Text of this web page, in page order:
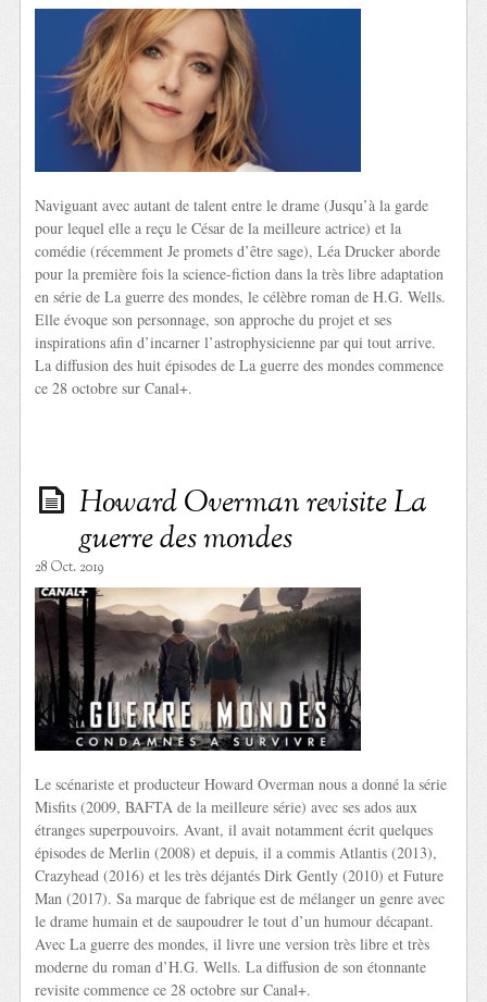
Naviguant avec autant de talent entre le drame (Jusqu’à la garde
pour lequel elle a reçu le César de la meilleure actrice) et la
comédie (récemment Je promets d’être sage), Léa Drucker aborde
pour la première fois la science-fiction dans la très libre adaptation
en série de La guerre des mondes, le célèbre roman de H.G. Wells.
Elle évoque son personnage, son approche du projet et ses
inspirations afin d’incarner l’astrophysicienne par qui tout arrive.
La diffusion des huit épisodes de La guerre des mondes commence
ce 28 octobre sur Canal+.
Howard Overman revisite La
guerre des mondes
28 Oct. 2019
Le scénariste et producteur Howard Overman nous a donné la série
Misfits (2009, BAFTA de la meilleure série) avec ses ados aux
étranges superpouvoirs. Avant, il avait notamment écrit quelques
épisodes de Merlin (2008) et depuis, il a commis Atlantis (2013),
Crazyhead (2016) et les très déjantés Dirk Gently (2010) et Future
Man (2017). Sa marque de fabrique est de mélanger un genre avec
le drame humain et de saupoudrer le tout d’un humour décapant.
Avec La guerre des mondes, il livre une version très libre et très
moderne du roman d’H.G. Wells. La diffusion de son étonnante
revisite commence ce 28 octobre sur Canal+.